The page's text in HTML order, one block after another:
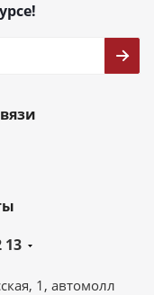
13
1, автомолл